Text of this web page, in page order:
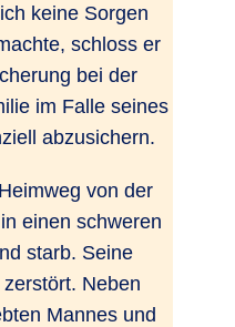
keine Sorgen
schloss er
bei der
im Falle seines
abzusichern.
von der
einen schweren
starb. Seine
Neben
Mannes und